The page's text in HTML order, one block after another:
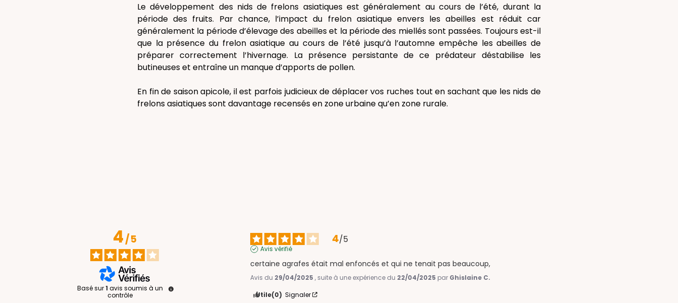
Le développement des nids de frelons asiatiques est généralement au cours de l’été, durant la
période des fruits. Par chance, l’impact du frelon asiatique envers les abeilles est réduit car
généralement la période d’élevage des abeilles et la période des miellés sont passées. Toujours est-il
que la présence du frelon asiatique au cours de l’été jusqu’à l’automne empêche les abeilles de
préparer correctement l’hivernage. La présence persistante de ce prédateur déstabilise les
butineuses et entraîne un manque d’apports de pollen.
En fin de saison apicole, il est parfois judicieux de déplacer vos ruches tout en sachant que les nids de
frelons asiatiques sont davantage recensés en zone urbaine qu’en zone rurale.
4/5
Basé sur1 avis soumis à un
contrôle
4/5
Avis vérifié
certaine agrafes était mal enfoncés et qui ne tenait pas beaucoup,
Avis du 29/04/2025 , suite à une expérience du 22/04/2025 par Ghislaine C.
Utile(0) Signaler